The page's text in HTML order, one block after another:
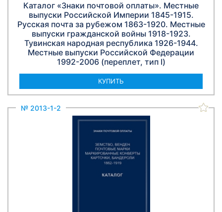
Каталог «Знаки почтовой оплаты». Местные
выпуски Российской Империи 1845-1915.
Русская почта за рубежом 1863-1920. Местные
выпуски гражданской войны 1918-1923.
Тувинская народная республика 1926-1944.
Местные выпуски Российской Федерации
1992-2006 (переплет, тип I)
КУПИТЬ
№ 2013-1-2